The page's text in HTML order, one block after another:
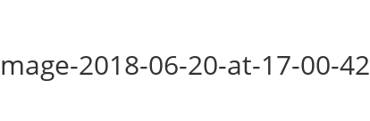
2018-06-20-at-17-00-42